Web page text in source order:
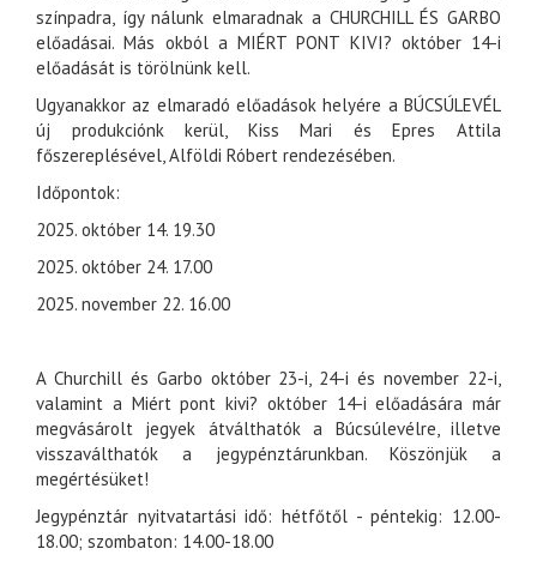
színpadra, így nálunk elmaradnak a CHURCHILL ÉS GARBO
előadásai. Más okból a MIÉRT PONT KIVI? október 14-i
előadását is törölnünk kell.
Ugyanakkor az elmaradó előadások helyére a BÚCSÚLEVÉL
új produkciónk kerül, Kiss Mari és Epres Attila
főszereplésével, Alföldi Róbert rendezésében.
Időpontok:
2025. október 14. 19.30
2025. október 24. 17.00
2025. november 22. 16.00
A Churchill és Garbo október 23-i, 24-i és november 22-i,
valamint a Miért pont kivi? október 14-i előadására már
megvásárolt jegyek átválthatók a Búcsúlevélre, illetve
visszaválthatók a jegypénztárunkban. Köszönjük a
megértésüket!
Jegypénztár nyitvatartási idő: hétfőtől - péntekig: 12.00-
18.00; szombaton: 14.00-18.00